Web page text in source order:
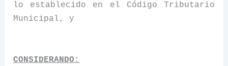
lo establecido en el Código Tributario
Municipal, y
CONSIDERANDO: